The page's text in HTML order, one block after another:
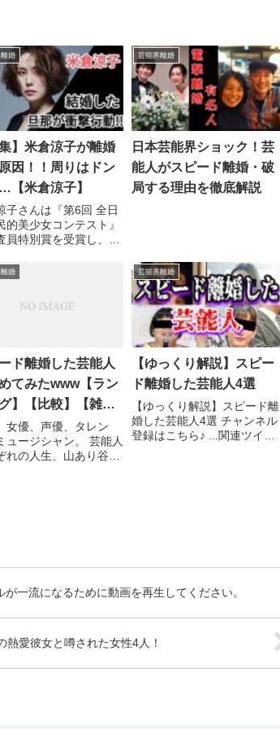
婚
集】米倉涼子が離婚
因！！周りはドン
【米倉涼子】
子さんは『第6回 全日
的美少女コンテスト』
員特別賞を受賞し、フ
デル ...関連ツイート
芸能界離婚
日本芸能界ショック！芸
能人がスピード離婚・破
局する理由を徹底解説
婚
ド離婚した芸能人
てみたwww【ラン
】【比較】【雑
女優、声優、タレン
ュージシャン。 芸能人
れの人生、山あり谷あ
芸能界離婚
【ゆっくり解説】スピー
ド離婚した芸能人4選
【ゆっくり解説】スピード離
婚した芸能人4選 チャンネル
登録はこちら♪ ...関連ツイー
一流になるために動画を再生してください。
熱愛彼女と噂された女性4人！